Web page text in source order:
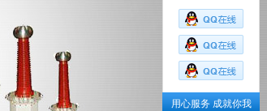
用心服务 成就你我